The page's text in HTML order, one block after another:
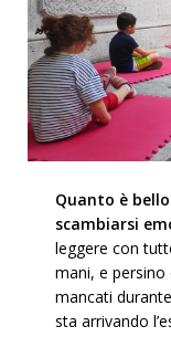
RICERCA
Quanto è
scambiarsi
leggere con
mani, e
mancati
sta arrivando